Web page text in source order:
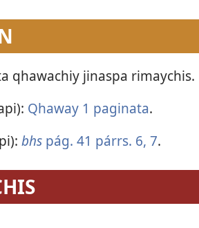
qhawachiy jinaspa rimaychis.
Qhaway 1 paginata.
bhs pág. 41 párrs. 6, 7.